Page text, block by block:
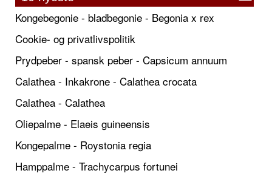
Kongebegonie - bladbegonie - Begonia x rex
Cookie- og privatlivspolitik
Prydpeber - spansk peber - Capsicum annuum
Calathea - Inkakrone - Calathea crocata
Calathea - Calathea
Oliepalme - Elaeis guineensis
Kongepalme - Roystonia regia
Hamppalme - Trachycarpus fortunei